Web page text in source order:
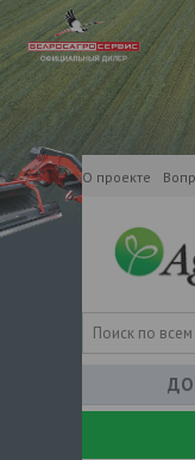
О проекте